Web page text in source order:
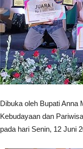
Dibuka oleh Bupati Anna
Kebudayaan dan
pada hari Senin, 12 Juni